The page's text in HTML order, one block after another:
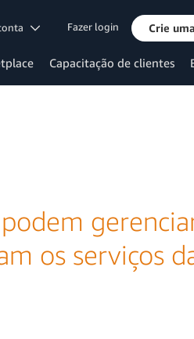
Fazer login Crie
Capacitação de clientes
os serviços